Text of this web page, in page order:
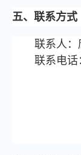
五、联系方式
联系人：
联系电话